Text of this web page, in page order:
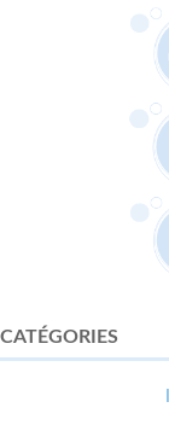
CATÉGORIES